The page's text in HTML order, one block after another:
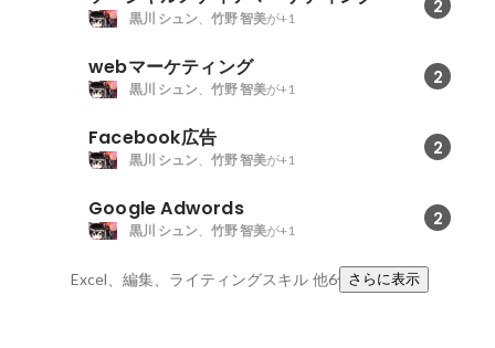
2
黒川 シュン、 竹野 智美が+1
webマーケティング 2
黒川 シュン、 竹野 智美が+1
Facebook広告 2
黒川 シュン、 竹野 智美が+1
Google Adwords 2
黒川 シュン、 竹野 智美が+1
Excel、編集、ライティングスキル 他6件さらに表示